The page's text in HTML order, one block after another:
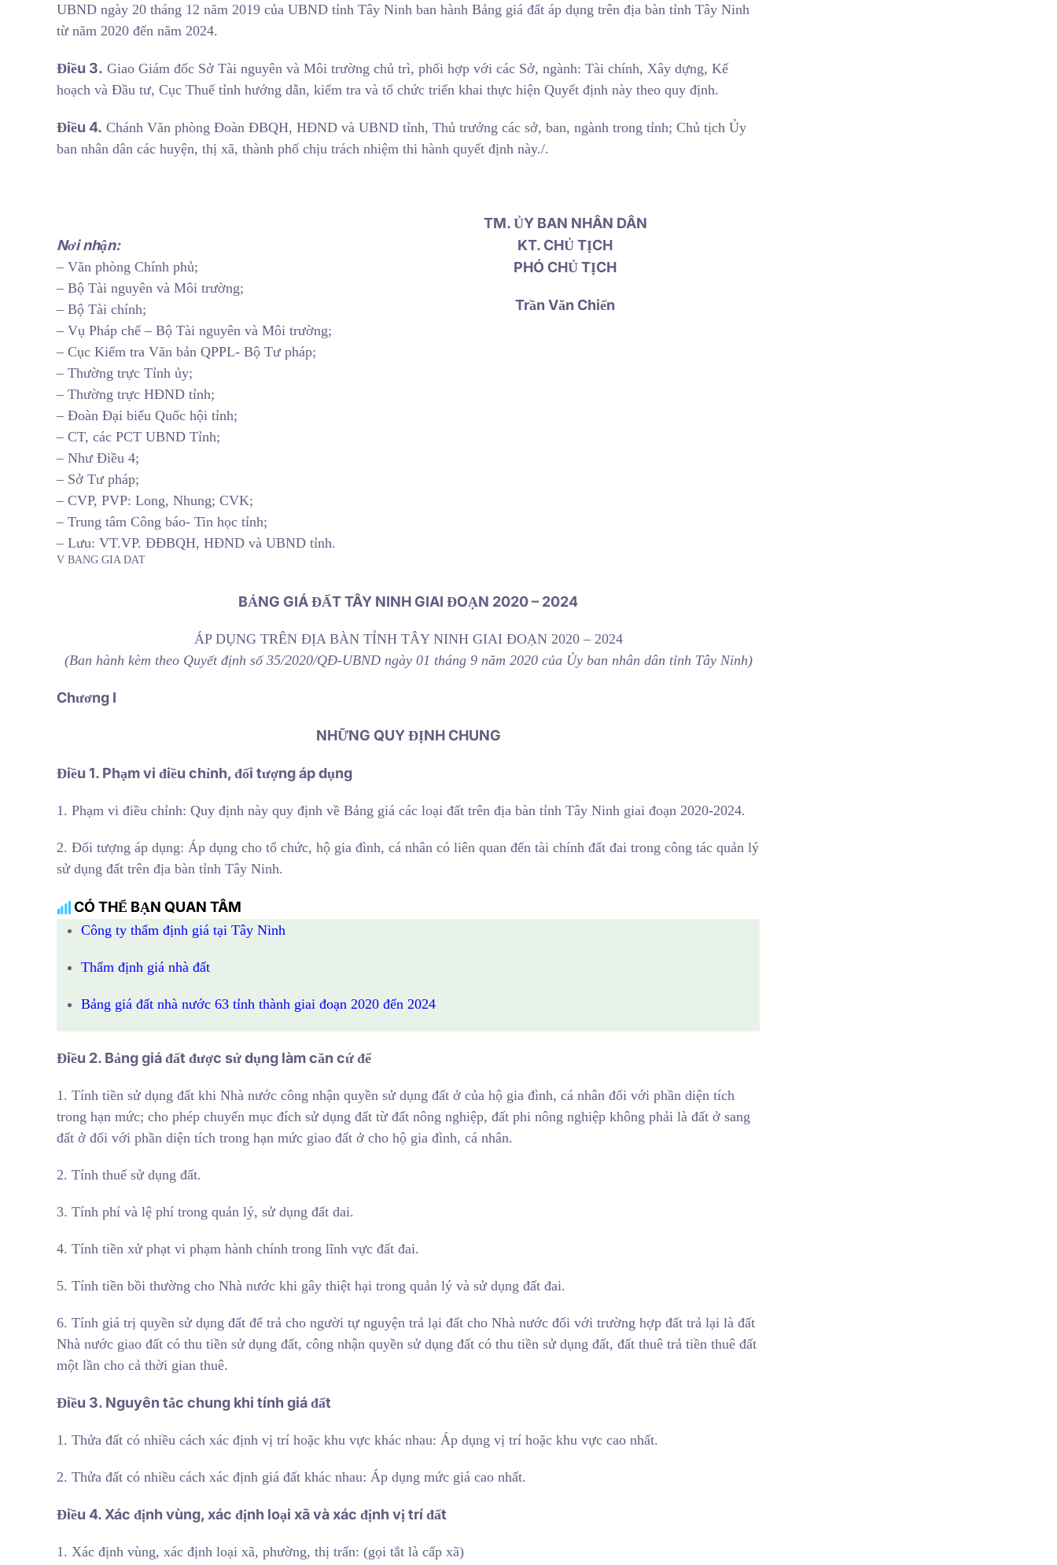
UBND ngày 20 tháng 12 năm 2019 của UBND tỉnh Tây Ninh ban hành Bảng giá đất áp dụng trên địa bàn tỉnh Tây Ninh
từ năm 2020 đến năm 2024.
Điều 3. Giao Giám đốc Sở Tài nguyên và Môi trường chủ trì, phối hợp với các Sở, ngành: Tài chính, Xây dựng, Kế
hoạch và Đầu tư, Cục Thuế tỉnh hướng dẫn, kiểm tra và tổ chức triển khai thực hiện Quyết định này theo quy định.
Điều 4. Chánh Văn phòng Đoàn ĐBQH, HĐND và UBND tỉnh, Thủ trưởng các sở, ban, ngành trong tỉnh; Chủ tịch Ủy
ban nhân dân các huyện, thị xã, thành phố chịu trách nhiệm thi hành quyết định này./.
Nơi nhận:
– Văn phòng Chính phủ;
– Bộ Tài nguyên và Môi trường;
– Bộ Tài chính;
– Vụ Pháp chế – Bộ Tài nguyên và Môi trường;
– Cục Kiểm tra Văn bản QPPL- Bộ Tư pháp;
– Thường trực Tỉnh ủy;
– Thường trực HĐND tỉnh;
– Đoàn Đại biểu Quốc hội tỉnh;
– CT, các PCT UBND Tỉnh;
– Như Điều 4;
– Sở Tư pháp;
– CVP, PVP: Long, Nhung; CVK;
– Trung tâm Công báo- Tin học tỉnh;
– Lưu: VT.VP. ĐĐBQH, HĐND và UBND tỉnh.
V BANG GIA DAT
TM. ỦY BAN NHÂN DÂN
KT. CHỦ TỊCH
PHÓ CHỦ TỊCH
Trần Văn Chiến
BẢNG GIÁ ĐẤT TÂY NINH GIAI ĐOẠN 2020 – 2024
ÁP DỤNG TRÊN ĐỊA BÀN TỈNH TÂY NINH GIAI ĐOẠN 2020 – 2024
(Ban hành kèm theo Quyết định số 35/2020/QĐ-UBND ngày 01 tháng 9 năm 2020 của Ủy ban nhân dân tỉnh Tây Ninh)
Chương I
NHỮNG QUY ĐỊNH CHUNG
Điều 1. Phạm vi điều chỉnh, đối tượng áp dụng
1. Phạm vi điều chỉnh: Quy định này quy định về Bảng giá các loại đất trên địa bàn tỉnh Tây Ninh giai đoạn 2020-2024.
2. Đối tượng áp dụng: Áp dụng cho tổ chức, hộ gia đình, cá nhân có liên quan đến tài chính đất đai trong công tác quản lý
sử dụng đất trên địa bàn tỉnh Tây Ninh.
CÓ THỂ BẠN QUAN TÂM
Công ty thẩm định giá tại Tây Ninh
Thẩm định giá nhà đất
Bảng giá đất nhà nước 63 tỉnh thành giai đoạn 2020 đến 2024
Điều 2. Bảng giá đất được sử dụng làm căn cứ để
1. Tính tiền sử dụng đất khi Nhà nước công nhận quyền sử dụng đất ở của hộ gia đình, cá nhân đối với phần diện tích
trong hạn mức; cho phép chuyển mục đích sử dụng đất từ đất nông nghiệp, đất phi nông nghiệp không phải là đất ở sang
đất ở đối với phần diện tích trong hạn mức giao đất ở cho hộ gia đình, cá nhân.
2. Tính thuế sử dụng đất.
3. Tính phí và lệ phí trong quản lý, sử dụng đất dai.
4. Tính tiền xử phạt vi phạm hành chính trong lĩnh vực đất đai.
5. Tính tiền bồi thường cho Nhà nước khi gây thiệt hại trong quản lý và sử dụng đất đai.
6. Tính giá trị quyền sử dụng đất để trả cho người tự nguyện trả lại đất cho Nhà nước đối với trường hợp đất trả lại là đất
Nhà nước giao đất có thu tiền sử dụng đất, công nhận quyền sử dụng đất có thu tiền sử dụng đất, đất thuê trả tiền thuê đất
một lần cho cả thời gian thuê.
Điều 3. Nguyên tắc chung khi tính giá đất
1. Thửa đất có nhiều cách xác định vị trí hoặc khu vực khác nhau: Áp dụng vị trí hoặc khu vực cao nhất.
2. Thửa đất có nhiều cách xác định giá đất khác nhau: Áp dụng mức giá cao nhất.
Điều 4. Xác định vùng, xác định loại xã và xác định vị trí đất
1. Xác định vùng, xác định loại xã, phường, thị trấn: (gọi tắt là cấp xã)